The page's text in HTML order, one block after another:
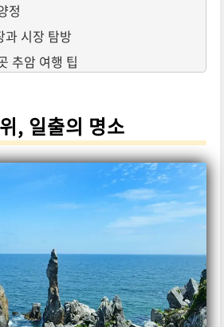
정
과 시장 탐방
추암 여행 팁
, 일출의 명소